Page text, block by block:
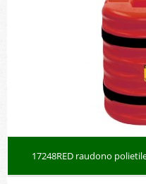
17248RED raudono